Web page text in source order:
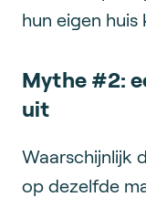
hun eigen huis
Mythe #2:
uit
Waarschijnlijk
op dezelfde